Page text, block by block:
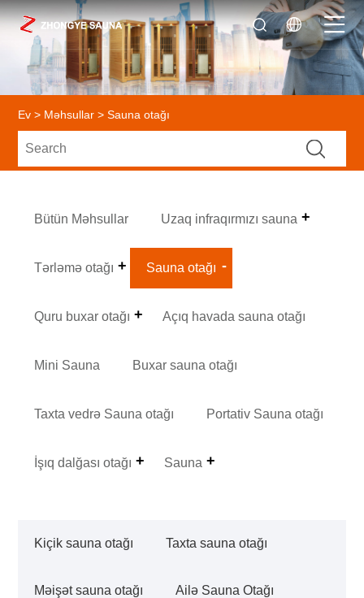
Ev > Məhsullar > Sauna otağı
Bütün Məhsullar Uzaq infraqırmızı sauna
Tərləmə otağı Sauna otağı
Quru buxar otağı Açıq havada sauna otağı
Mini Sauna Buxar sauna otağı
Taxta vedrə Sauna otağı Portativ Sauna otağı
İşıq dalğası otağı Sauna
Kiçik sauna otağı Taxta sauna otağı
Məişət sauna otağı Ailə Sauna Otağı